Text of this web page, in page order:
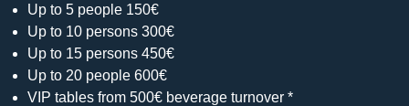
Up to 5 people 150€
Up to 10 persons 300€
Up to 15 persons 450€
Up to 20 people 600€
VIP tables from 500€ beverage turnover *